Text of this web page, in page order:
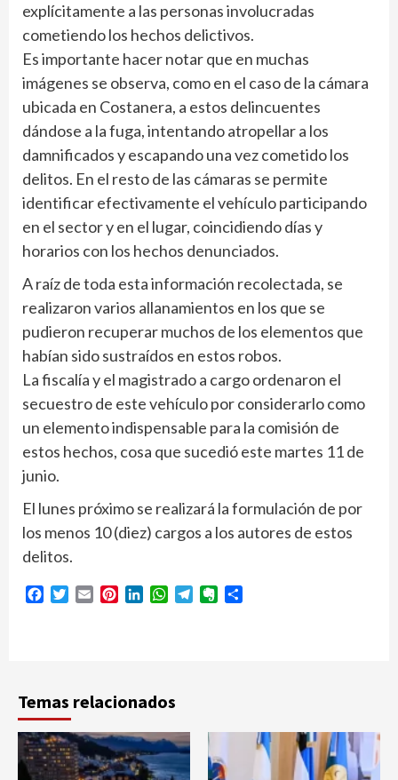
explícitamente a las personas involucradas
cometiendo los hechos delictivos.
Es importante hacer notar que en muchas
imágenes se observa, como en el caso de la cámara
ubicada en Costanera, a estos delincuentes
dándose a la fuga, intentando atropellar a los
damnificados y escapando una vez cometido los
delitos. En el resto de las cámaras se permite
identificar efectivamente el vehículo participando
en el sector y en el lugar, coincidiendo días y
horarios con los hechos denunciados.
A raíz de toda esta información recolectada, se
realizaron varios allanamientos en los que se
pudieron recuperar muchos de los elementos que
habían sido sustraídos en estos robos.
La fiscalía y el magistrado a cargo ordenaron el
secuestro de este vehículo por considerarlo como
un elemento indispensable para la comisión de
estos hechos, cosa que sucedió este martes 11 de
junio.
El lunes próximo se realizará la formulación de por
los menos 10 (diez) cargos a los autores de estos
delitos.
Facebook
Twitter
Email PinterestLinkedInWhatsApp
TelegramEvernote
Temas relacionados